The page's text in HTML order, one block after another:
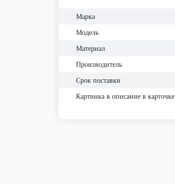
Марка
Модель
Материал
Производитель
Срок поставки
Картинка в описание в карточке